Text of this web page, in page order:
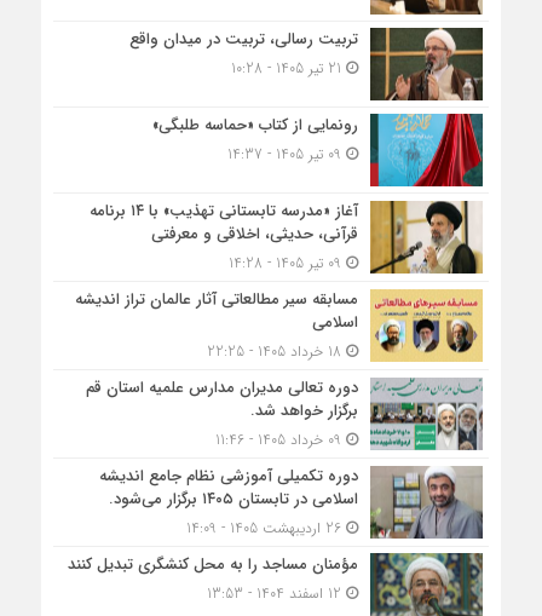
تربیت رسالی، تربیت در میدان واقع
رونمایی از کتاب «حماسه طلبگی»
آغاز «مدرسه تابستانی تهذیب» با ۱۴ برنامه
قرآنی، حدیثی، اخلاقی و معرفتی
مسابقه سیر مطالعاتی آثار عالمان تراز اندیشه
اسلامی
دوره تعالی مدیران مدارس علمیه استان قم
برگزار خواهد شد.
دوره تکمیلی آموزشی نظام جامع اندیشه
اسلامی در تابستان ۱۴۰۵ برگزار می‌شود.
26 اردیبهشت 1405 - 14:09
مؤمنان مساجد را به محل کنشگری تبدیل کنند